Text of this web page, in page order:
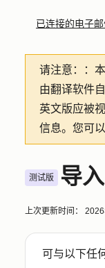
已连接的电子
请注意： ：
由翻译软件
英文版应被
信息。您可以
测试版 导
上次更新时间： 2026
可与以下任